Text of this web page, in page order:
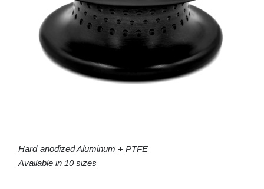
Hard-anodized Aluminum + PTFE
Available in 10 sizes